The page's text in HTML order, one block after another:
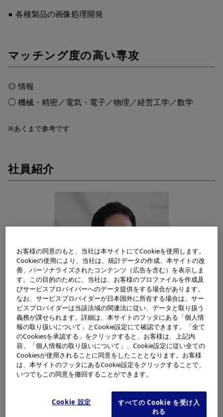
各種製品の画像処理開発
マッチング度の高い専攻
◎ 情報
◯ 機械・精密／電気・電子／物理／経営工学／数学
※あくまで参考です
社員紹介
研究・開発
最先端のAI機能と画像処理のス
キルを駆使し、未来の医療を開
拓
ソフトウェアエンジニア
お客様の同意のもと、当社は本サイトにてCookieを使用します。
Cookieの使用により、当社は、統計データの作成、本サイトの改
善、パーソナライズされたコンテンツ（広告を含む）を表示しま
す。この目的のために、当社は、お客様のプロファイルを作成及
びサービスプロバイバーへのデータ提供をする場合があります。
なお、サービスプロバイダーが日本国外に所在する場合は、サー
ビスプロバイダーは当該法域の関連法に従い、データと取り扱う
義務が課せられます。詳細は、本サイトのフッタにある「個人情
報の取り扱いについて」とCookie設定にて確認できます。「全て
のCookiesを承認する」をクリックすると、お客様は、上記内
容、「個人情報の取り扱いについて」、Cookie設定に従い全ての
Cookiesが使用されることに同意をしたこととなります。お客様
は、本サイトのフッタにあるCookie設定をクリックすることで、
いつでもこの同意を撤回することができます。
Cookie 設定
すべての Cookie を受け入
れる